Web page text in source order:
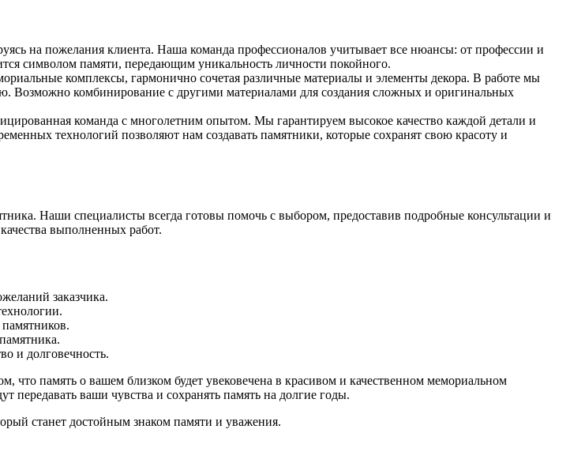
на пожелания клиента. Наша команда профессионалов учитывает все нюансы: от профессии и
символом памяти, передающим уникальность личности покойного.
комплексы, гармонично сочетая различные материалы и элементы декора. В работе мы
Возможно комбинирование с другими материалами для создания сложных и оригинальных
команда с многолетним опытом. Мы гарантируем высокое качество каждой детали и
технологий позволяют нам создавать памятники, которые сохранят свою красоту и
Наши специалисты всегда готовы помочь с выбором, предоставив подробные консультации и
выполненных работ.
заказчика.
и долговечность.
что память о вашем близком будет увековечена в красивом и качественном мемориальном
ваши чувства и сохранять память на долгие годы.
станет достойным знаком памяти и уважения.